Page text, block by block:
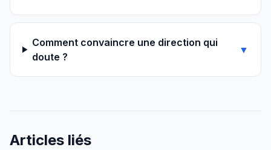
Comment convaincre une direction qui
doute ?
▼
Articles liés